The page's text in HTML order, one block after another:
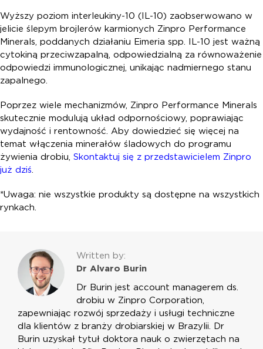
Wyższy poziom interleukiny-10 (IL-10) zaobserwowano w
jelicie ślepym brojlerów karmionych Zinpro Performance
Minerals, poddanych działaniu Eimeria spp. IL-10 jest ważną
cytokiną przeciwzapalną, odpowiedzialną za równoważenie
odpowiedzi immunologicznej, unikając nadmiernego stanu
zapalnego.
Poprzez wiele mechanizmów, Zinpro Performance Minerals
skutecznie modulują układ odpornościowy, poprawiając
wydajność i rentowność. Aby dowiedzieć się więcej na
temat włączenia minerałów śladowych do programu
żywienia drobiu, Skontaktuj się z przedstawicielem Zinpro
już dziś.
*Uwaga: nie wszystkie produkty są dostępne na wszystkich
rynkach.
Written by:
Dr Alvaro Burin
Dr Burin jest account managerem ds.
drobiu w Zinpro Corporation,
zapewniając rozwój sprzedaży i usługi techniczne
dla klientów z branży drobiarskiej w Brazylii. Dr
Burin uzyskał tytuł doktora nauk o zwierzętach na